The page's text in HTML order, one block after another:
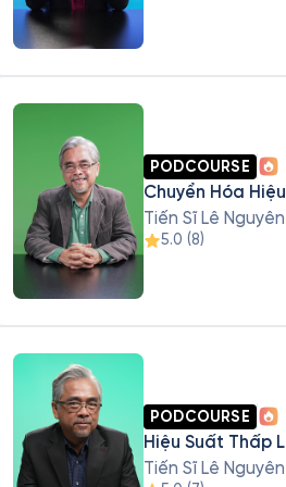
PODCOURSE
Chuyển Hóa
Tiến Sĩ Lê
5.0 (8)
PODCOURSE
Hiệu Suất Thấp
Tiến Sĩ Lê